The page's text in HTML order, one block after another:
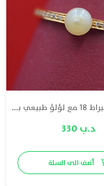
خاتم ذهب قيراط 18 مع لؤلؤ طبيعي بحريني وا الماس
د.ب 330
أضف الى السلة